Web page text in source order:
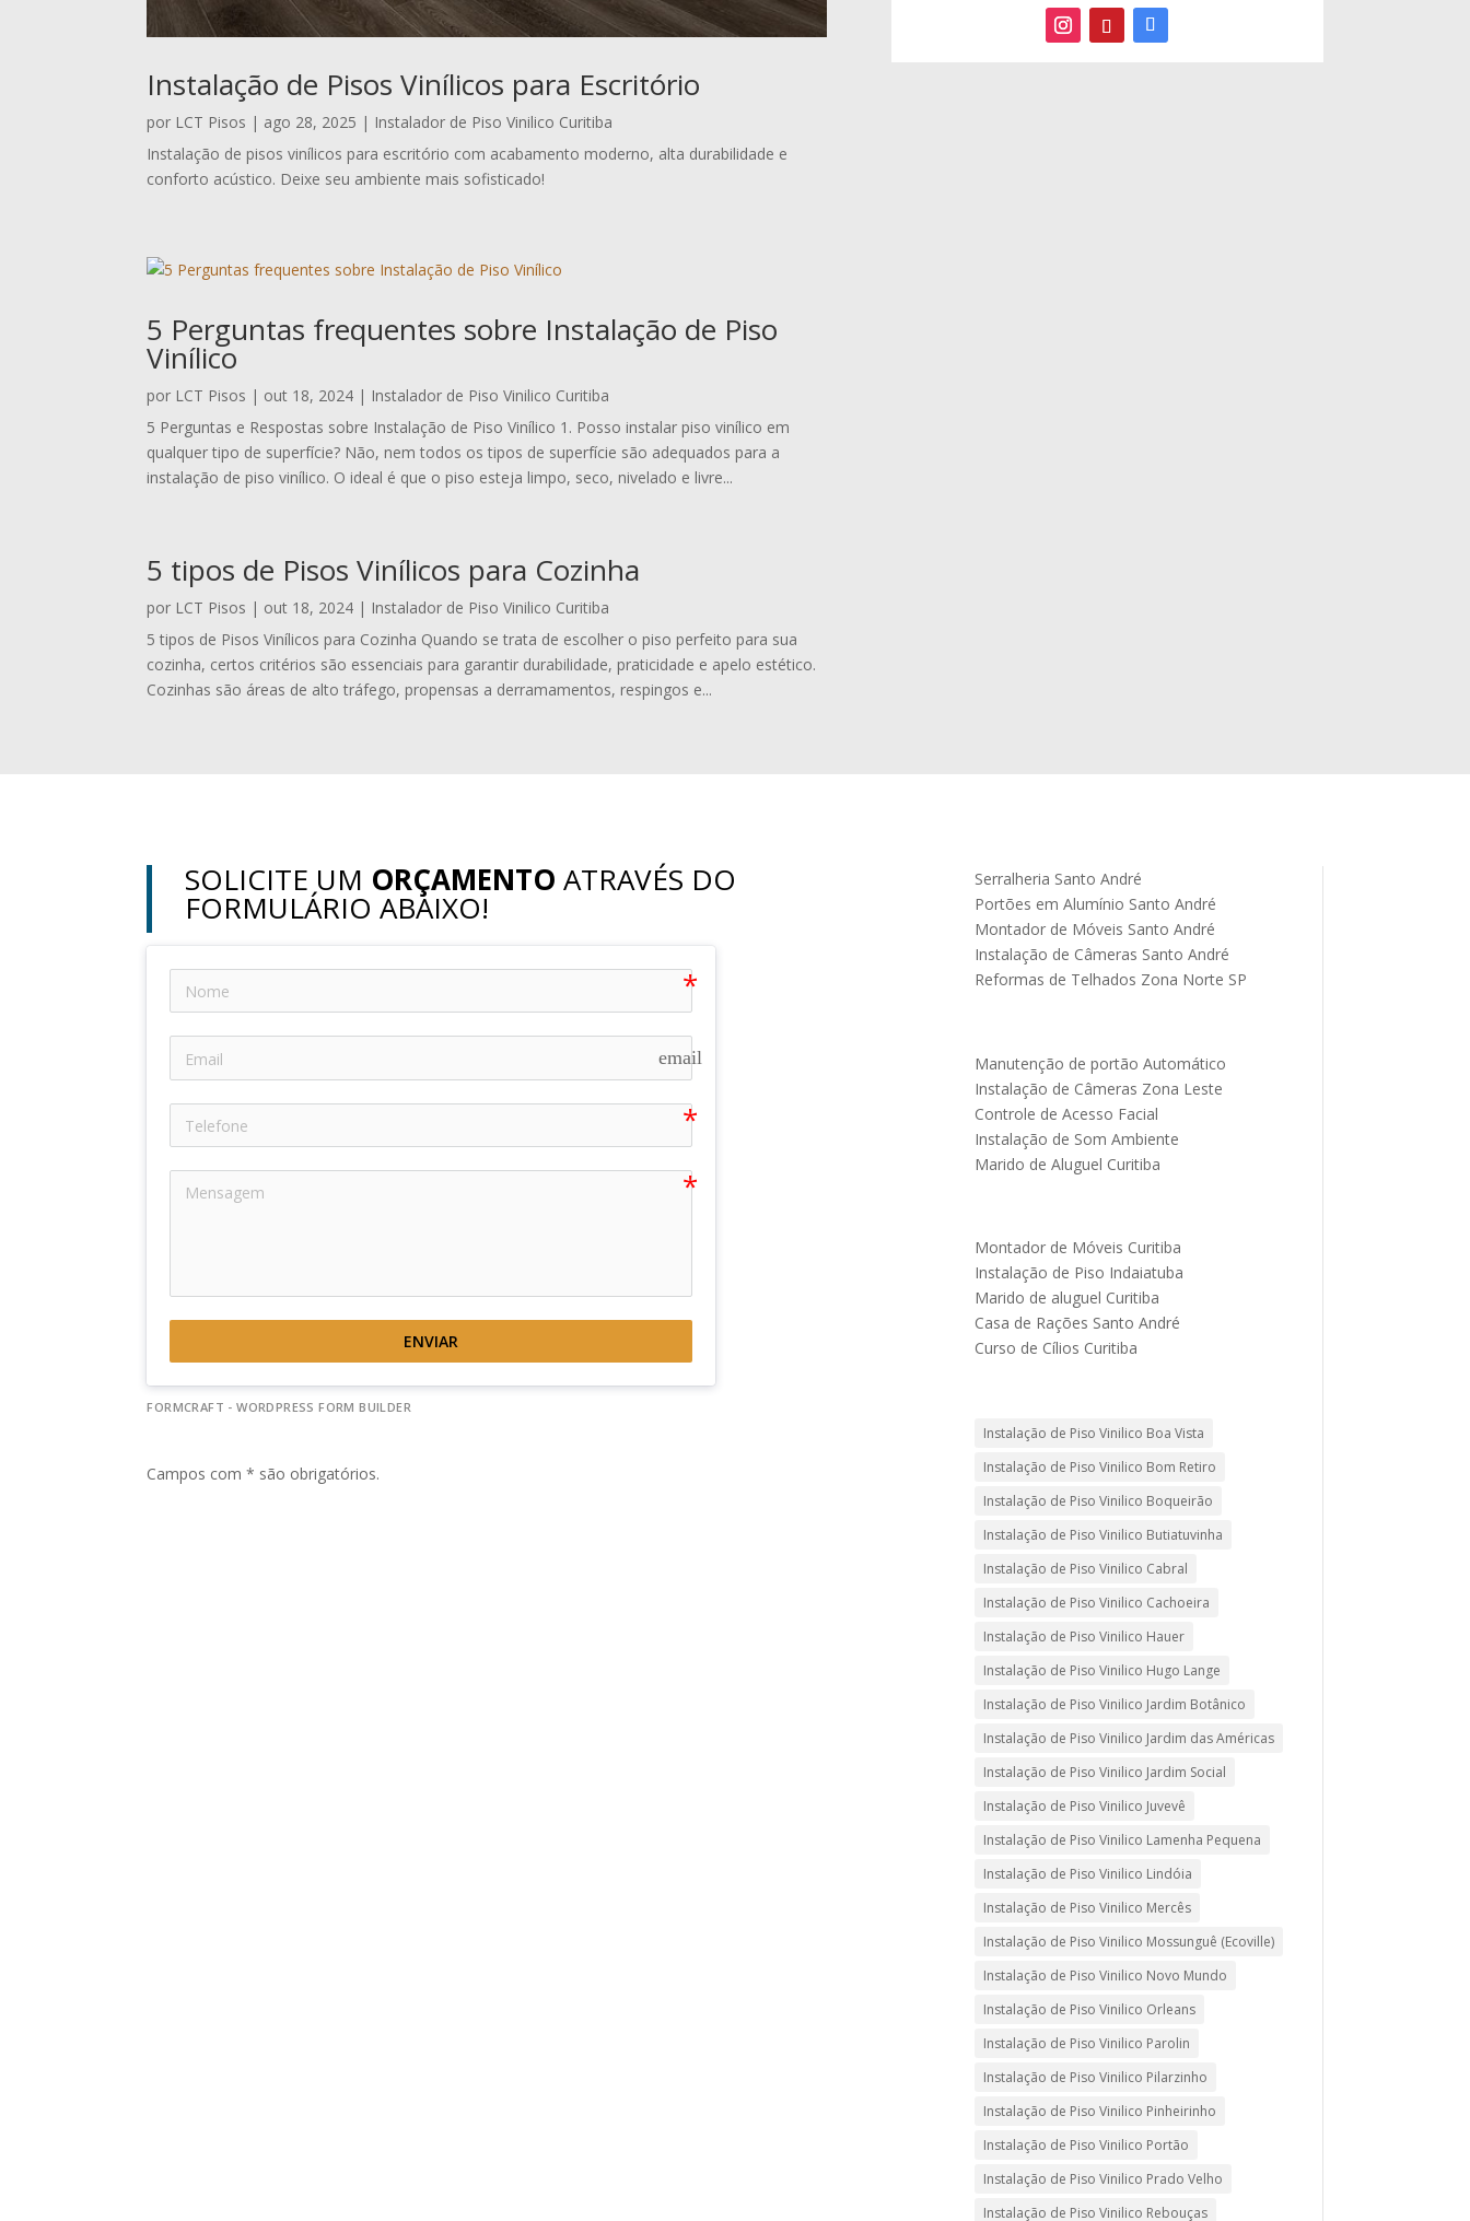
Instalação de Pisos Vinílicos para Escritório
por LCT Pisos | ago 28, 2025 | Instalador de Piso Vinilico Curitiba
Instalação de pisos vinílicos para escritório com acabamento moderno, alta durabilidade e
conforto acústico. Deixe seu ambiente mais sofisticado!
5 Perguntas frequentes sobre Instalação de Piso
Vinílico
por LCT Pisos | out 18, 2024 | Instalador de Piso Vinilico Curitiba
5 Perguntas e Respostas sobre Instalação de Piso Vinílico 1. Posso instalar piso vinílico em
qualquer tipo de superfície? Não, nem todos os tipos de superfície são adequados para a
instalação de piso vinílico. O ideal é que o piso esteja limpo, seco, nivelado e livre...
5 tipos de Pisos Vinílicos para Cozinha
por LCT Pisos | out 18, 2024 | Instalador de Piso Vinilico Curitiba
5 tipos de Pisos Vinílicos para Cozinha Quando se trata de escolher o piso perfeito para sua
cozinha, certos critérios são essenciais para garantir durabilidade, praticidade e apelo estético.
Cozinhas são áreas de alto tráfego, propensas a derramamentos, respingos e...
SOLICITE UM ORÇAMENTO ATRAVÉS DO
FORMULÁRIO ABAIXO!
email
ENVIAR
FORMCRAFT - WORDPRESS FORM BUILDER
Campos com * são obrigatórios.
Serralheria Santo André
Portões em Alumínio Santo André
Montador de Móveis Santo André
Instalação de Câmeras Santo André
Reformas de Telhados Zona Norte SP
Manutenção de portão Automático
Instalação de Câmeras Zona Leste
Controle de Acesso Facial
Instalação de Som Ambiente
Marido de Aluguel Curitiba
Montador de Móveis Curitiba
Instalação de Piso Indaiatuba
Marido de aluguel Curitiba
Casa de Rações Santo André
Curso de Cílios Curitiba
Instalação de Piso Vinilico Boa Vista
Instalação de Piso Vinilico Bom Retiro
Instalação de Piso Vinilico Boqueirão
Instalação de Piso Vinilico Butiatuvinha
Instalação de Piso Vinilico Cabral
Instalação de Piso Vinilico Cachoeira
Instalação de Piso Vinilico Hauer
Instalação de Piso Vinilico Hugo Lange
Instalação de Piso Vinilico Jardim Botânico
Instalação de Piso Vinilico Jardim das Américas
Instalação de Piso Vinilico Jardim Social
Instalação de Piso Vinilico Juvevê
Instalação de Piso Vinilico Lamenha Pequena
Instalação de Piso Vinilico Lindóia
Instalação de Piso Vinilico Mercês
Instalação de Piso Vinilico Mossunguê (Ecoville)
Instalação de Piso Vinilico Novo Mundo
Instalação de Piso Vinilico Orleans
Instalação de Piso Vinilico Parolin
Instalação de Piso Vinilico Pilarzinho
Instalação de Piso Vinilico Pinheirinho
Instalação de Piso Vinilico Portão
Instalação de Piso Vinilico Prado Velho
Instalação de Piso Vinilico Rebouças